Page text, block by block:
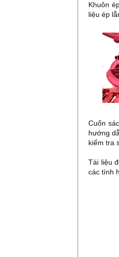
Khuôn
liệu ép
Cuốn
hướng
kiểm tra
Tài liệu
các tình